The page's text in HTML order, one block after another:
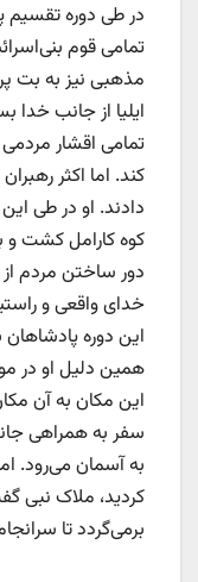
در طی دوره تقسیم
تمامی قوم
مذهبی نیز به بت
ایلیا از جانب خدا
تمامی اقشار
کند. اما اکثر
دادند. او در طی
کوه کارامل کشت و
دور ساختن مردم از
خدای واقعی و
این دوره
همین دلیل او در
این مکان به آن
سفر به همراهی
به آسمان می‌رود.
کردید، ملاک نبی
برمی‌گردد تا